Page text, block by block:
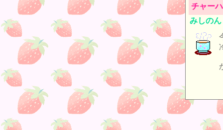
チャー
みしのん